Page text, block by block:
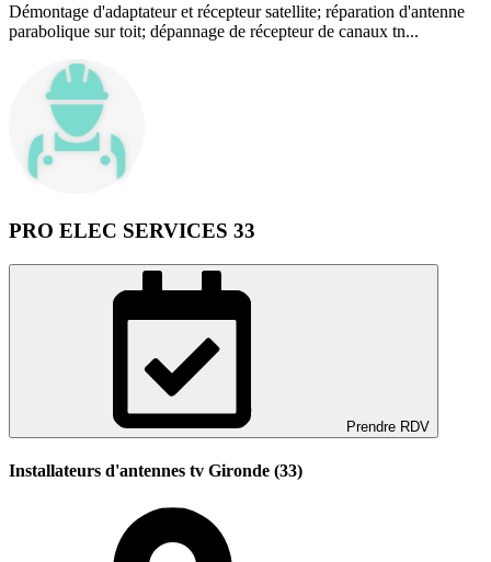
Démontage d'adaptateur et récepteur satellite; réparation d'antenne
parabolique sur toit; dépannage de récepteur de canaux tn...
PRO ELEC SERVICES 33
Prendre RDV
Installateurs d'antennes tv Gironde (33)